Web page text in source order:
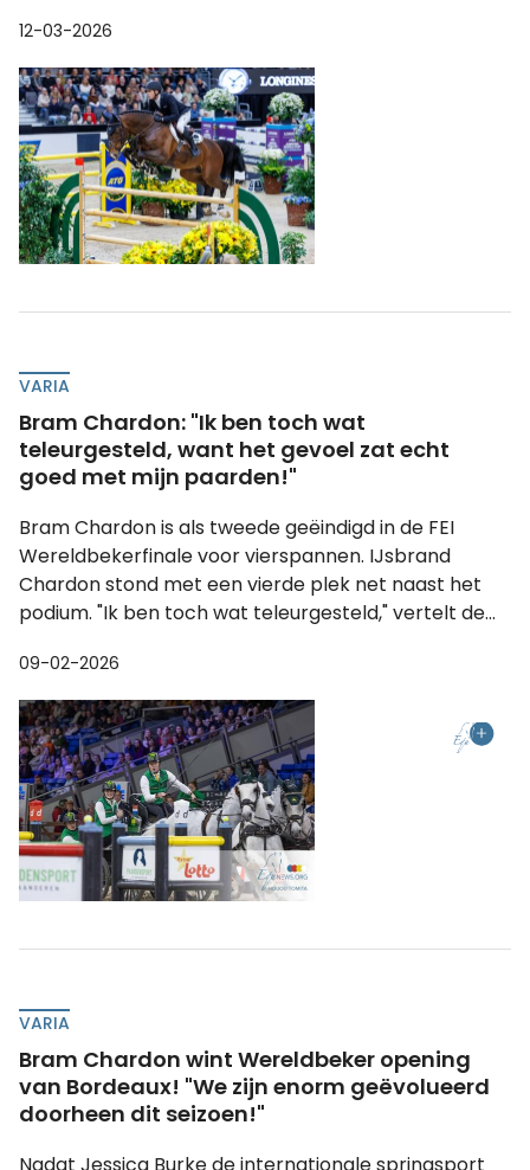
12-03-2026
VARIA
Bram Chardon: "Ik ben toch wat
teleurgesteld, want het gevoel zat echt
goed met mijn paarden!"
Bram Chardon is als tweede geëindigd in de FEI
Wereldbekerfinale voor vierspannen. IJsbrand
Chardon stond met een vierde plek net naast het
podium. "Ik ben toch wat teleurgesteld," vertelt de...
09-02-2026
VARIA
Bram Chardon wint Wereldbeker opening
van Bordeaux! "We zijn enorm geëvolueerd
doorheen dit seizoen!"
Nadat Jessica Burke de internationale springsport